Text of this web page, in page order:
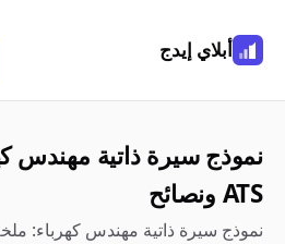
أبلاي إيدج
نموذج سيرة ذاتية مهندس
ATS ونصائح
نموذج سيرة ذاتية مهندس كهرباء: